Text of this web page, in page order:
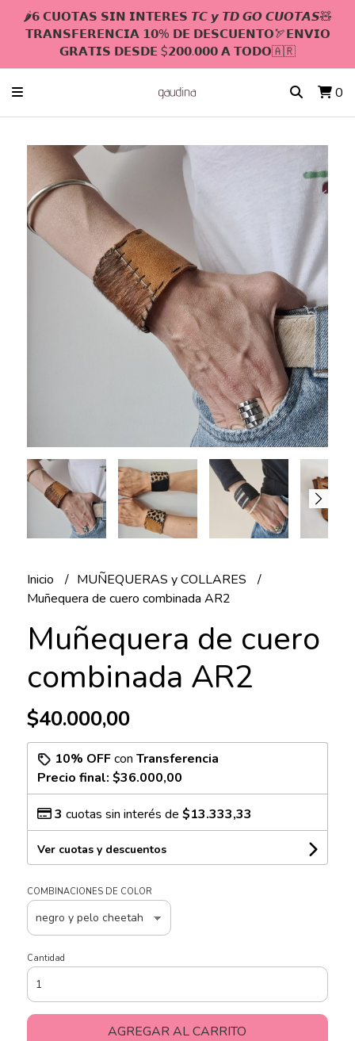
🌶𝟲 𝗖𝗨𝗢𝗧𝗔𝗦 𝗦𝗜𝗡 𝗜𝗡𝗧𝗘𝗥𝗘𝗦 𝙏𝘾 𝙮 𝙏𝘿 𝙂𝙊 𝘾𝙐𝙊𝙏𝘼𝙎🧸
𝗧𝗥𝗔𝗡𝗦𝗙𝗘𝗥𝗘𝗡𝗖𝗜𝗔 𝟭𝟬% 𝗗𝗘 𝗗𝗘𝗦𝗖𝗨𝗘𝗡𝗧𝗢🏹𝗘𝗡𝗩𝗜𝗢
𝗚𝗥𝗔𝗧𝗜𝗦 𝗗𝗘𝗦𝗗𝗘 $𝟮𝟬𝟬.𝟬𝟬𝟬 𝗔 𝗧𝗢𝗗𝗢🇦🇷
0
Inicio
MUÑEQUERAS y COLLARES
Muñequera de cuero combinada AR2
Muñequera de cuero
combinada AR2
$40.000,00
10% OFFcon Transferencia
Precio final: $36.000,00
3 cuotas sin interés de $13.333,33
Ver cuotas y descuentos
COMBINACIONES DE COLOR
Cantidad
AGREGAR AL CARRITO